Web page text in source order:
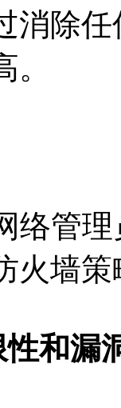
消除
络管
火墙
和漏